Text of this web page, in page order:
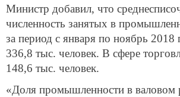
Министр добавил, что
численность занятых в
за период с января по ноябрь 2018
336,8 тыс. человек. В сфере
148,6 тыс. человек.
«Доля промышленности в валовом